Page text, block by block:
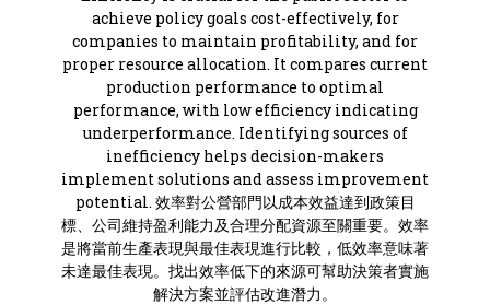
achieve policy goals cost-effectively, for
companies to maintain profitability, and for
proper resource allocation. It compares current
production performance to optimal
performance, with low efficiency indicating
underperformance. Identifying sources of
inefficiency helps decision-makers
implement solutions and assess improvement
potential. 效率對公營部門以成本效益達到政策目
標、公司維持盈利能力及合理分配資源至關重要。效率
是將當前生產表現與最佳表現進行比較，低效率意味著
未達最佳表現。找出效率低下的來源可幫助決策者實施
解決方案並評估改進潛力。